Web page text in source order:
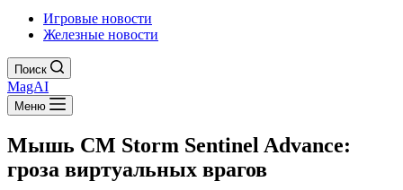
Игровые новости
Железные новости
Поиск
MagAI
Меню
Мышь CM Storm Sentinel Advance:
гроза виртуальных врагов